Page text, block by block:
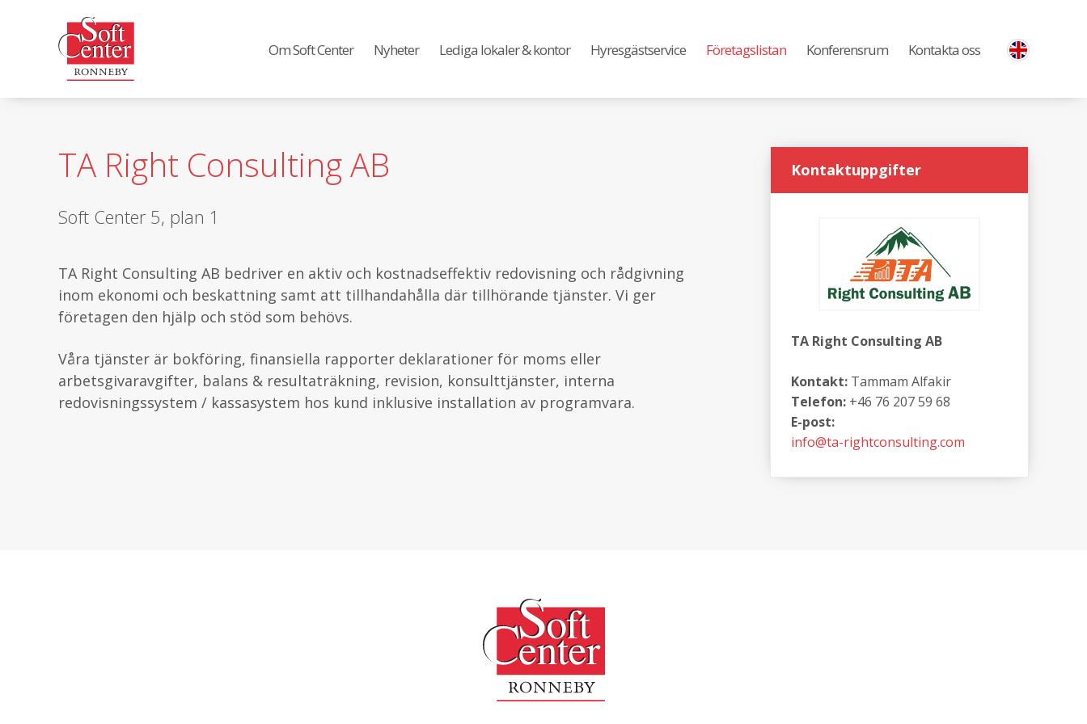
Om Soft Center Nyheter Lediga lokaler & kontor Hyresgästservice Företagslistan Konferensrum Kontakta oss
TA Right Consulting AB
Soft Center 5, plan 1
TA Right Consulting AB bedriver en aktiv och kostnadseffektiv redovisning och rådgivning
inom ekonomi och beskattning samt att tillhandahålla där tillhörande tjänster. Vi ger
företagen den hjälp och stöd som behövs.
Våra tjänster är bokföring, finansiella rapporter deklarationer för moms eller
arbetsgivaravgifter, balans & resultaträkning, revision, konsulttjänster, interna
redovisningssystem / kassasystem hos kund inklusive installation av programvara.
Kontaktuppgifter
TA Right Consulting AB
Kontakt: Tammam Alfakir
Telefon: +46 76 207 59 68
E-post:
info@ta-rightconsulting.com